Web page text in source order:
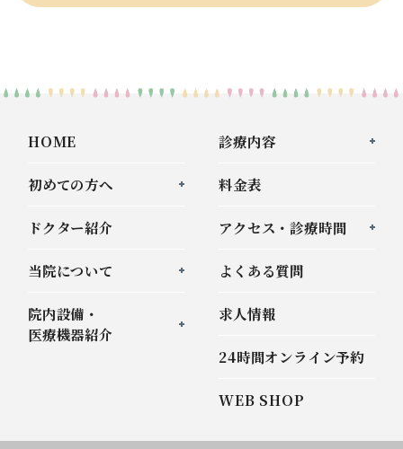
HOME
初めての方へ
ドクター紹介
当院について
院内設備・
医療機器紹介
診療内容
料金表
アクセス・診療時間
よくある質問
求人情報
24時間オンライン予約
WEB SHOP